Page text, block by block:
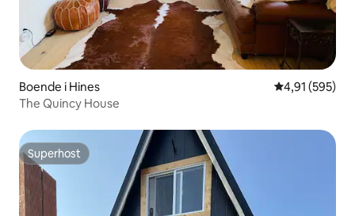
Boende i Hines 4,91 av 5 i
4,91 (595)
The Quincy House
Superhost
Superhost